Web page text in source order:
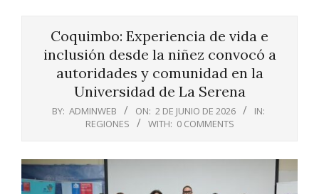
Coquimbo: Experiencia de vida e
inclusión desde la niñez convocó a
autoridades y comunidad en la
Universidad de La Serena
BY: ADMINWEB ON: 2 DE JUNIO DE 2026
IN:
REGIONES
WITH: 0 COMMENTS